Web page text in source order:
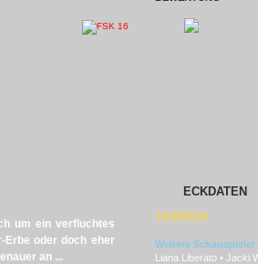
um ein verfluchtes
Erbe oder doch eher
an ...
ECKDATEN
HORROR
Weitere Schauspieler
Liana Liberato • Jacki